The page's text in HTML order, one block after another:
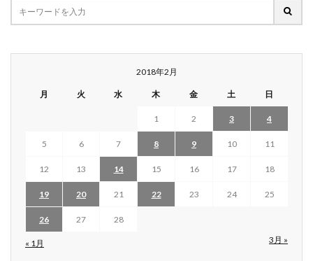
2018年2月
月 火 水 木 金 土 日
« 1月 3月 »
1 2 3 4
5 6 7 8 9 10 11
12 13 14 15 16 17 18
19 20 21 22 23 24 25
26 27 28